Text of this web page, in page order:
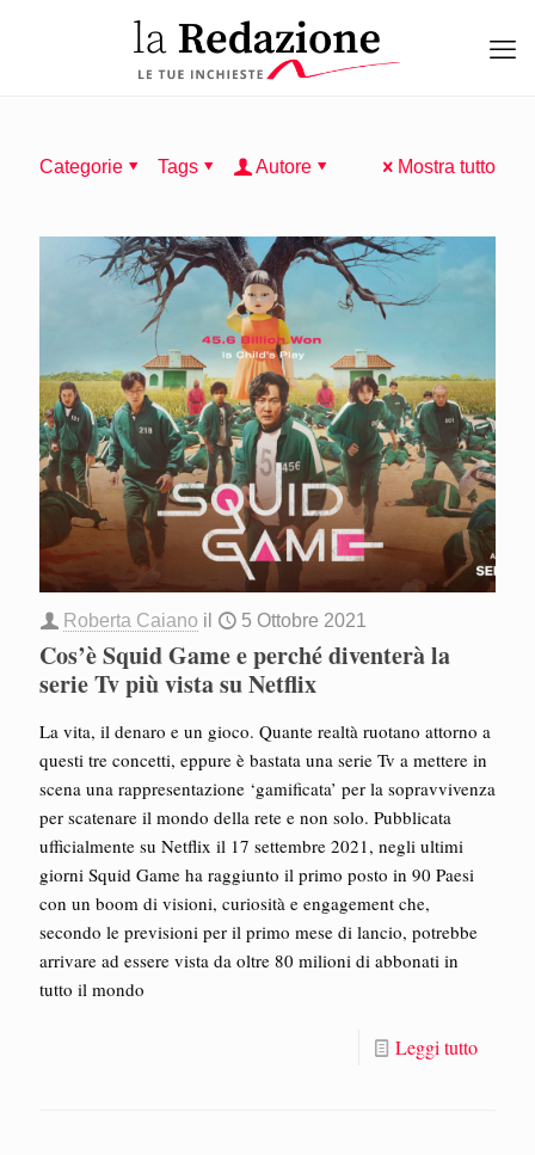
Categorie Tags Autore Mostra tutto
Roberta Caiano il 5 Ottobre 2021
Cos’è Squid Game e perché diventerà la
serie Tv più vista su Netflix
La vita, il denaro e un gioco. Quante realtà ruotano attorno a
questi tre concetti, eppure è bastata una serie Tv a mettere in
scena una rappresentazione ‘gamificata’ per la sopravvivenza
per scatenare il mondo della rete e non solo. Pubblicata
ufficialmente su Netflix il 17 settembre 2021, negli ultimi
giorni Squid Game ha raggiunto il primo posto in 90 Paesi
con un boom di visioni, curiosità e engagement che,
secondo le previsioni per il primo mese di lancio, potrebbe
arrivare ad essere vista da oltre 80 milioni di abbonati in
tutto il mondo
Leggi tutto